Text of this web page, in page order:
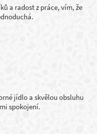
a radost z práce, vím, že
jídlo a skvělou obsluhu
spokojení.